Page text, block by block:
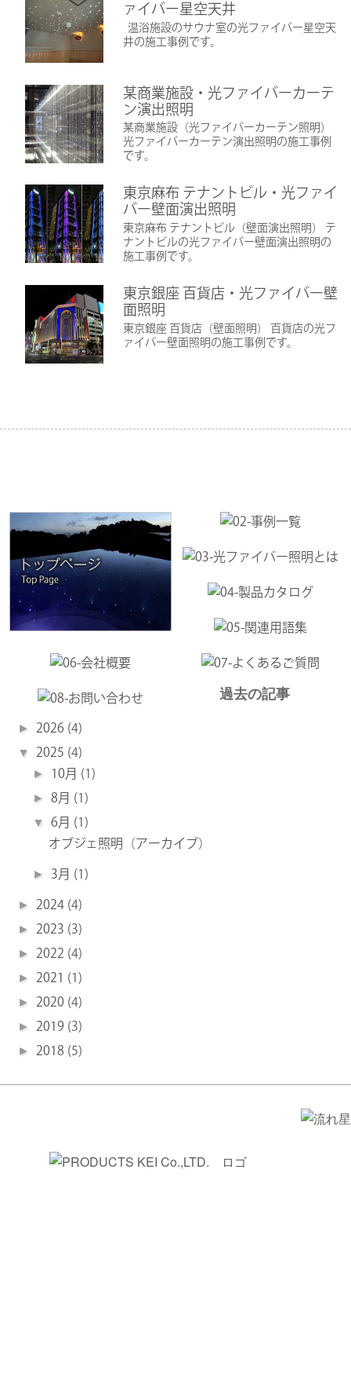
ァイバー星空天井
温浴施設のサウナ室の光ファイバー星空天
井の施工事例です。
某商業施設・光ファイバーカーテ
ン演出照明
某商業施設（光ファイバーカーテン照明）
光ファイバーカーテン演出照明の施工事例
です。
東京麻布 テナントビル・光ファイ
バー壁面演出照明
東京麻布 テナントビル（壁面演出照明） テ
ナントビルの光ファイバー壁面演出照明の
施工事例です。
東京銀座 百貨店・光ファイバー壁
面照明
東京銀座 百貨店（壁面照明） 百貨店の光フ
ァイバー壁面照明の施工事例です。
過去の記事
► 2026 (4)
▼ 2025 (4)
► 10月 (1)
► 8月 (1)
▼ 6月 (1)
オブジェ照明（アーカイブ）
► 3月 (1)
► 2024 (4)
► 2023 (3)
► 2022 (4)
► 2021 (1)
► 2020 (4)
► 2019 (3)
► 2018 (5)